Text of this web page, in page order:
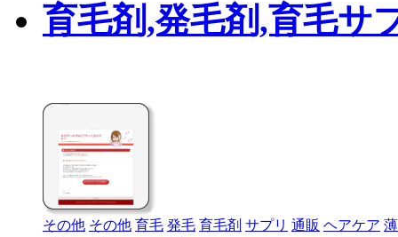
育毛剤,発毛剤,育毛サ
その他 その他 育毛 発毛 育毛剤 サプリ 通販 ヘアケア